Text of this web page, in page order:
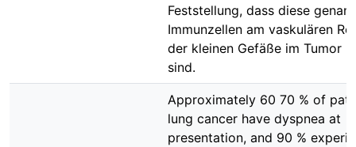
Feststellung, dass diese
Immunzellen am vaskulären
der kleinen Gefäße im Tumor
sind.
Approximately 60 70 % of
lung cancer have dyspnea at
presentation, and 90 %